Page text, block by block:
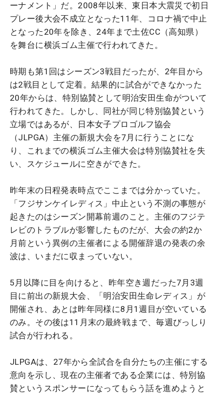
ーナメント」だ。2008年以来、東日本大震災で初日
プレー後大会不成立となった11年、コロナ禍で中止
となった20年を除き、24年まで土佐CC（高知県）
を舞台に横浜ゴム主催で行われてきた。
時期も第1回はシーズン3戦目だったが、2年目から
は2戦目として定着。結果的に試合ができなかった
20年からは、特別協賛として明治安田生命がついて
行われてきた。しかし、同社が同じ特別協賛という
立場ではあるが、日本女子プロゴルフ協会
（JLPGA）主催の新規大会を7月に行うことにな
り、これまでの横浜ゴム主催大会は特別協賛社を失
い、スケジュールに空きができた。
昨年末の日程発表時点でここまでは分かっていた。
「フジサンケイレディス」中止という不測の事態が
起きたのはシーズン開幕前週のこと。主催のフジテ
レビのトラブルが影響したものだが、大会の約2か
月前という異例の主催者による開催辞退の発表の余
波は、いまだに収まっていない。
5月以降に目を向けると、昨年空き週だった7月3週
目に前出の新規大会、「明治安田生命レディス」が
開催され、あとは昨年同様に8月1週目が空いている
のみ。その後は11月末の最終戦まで、毎週びっしり
試合が行われる。
JLPGAは、27年から全試合を自分たちの主催にする
意向を示し、現在の主催者である企業には、特別協
賛というスポンサーになってもらう話を進めようと